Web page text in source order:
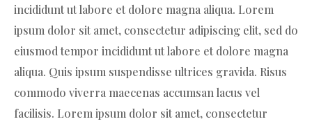
incididunt ut labore et dolore magna aliqua. Lorem
ipsum dolor sit amet, consectetur adipiscing elit, sed do
eiusmod tempor incididunt ut labore et dolore magna
aliqua. Quis ipsum suspendisse ultrices gravida. Risus
commodo viverra maecenas accumsan lacus vel
facilisis. Lorem ipsum dolor sit amet, consectetur